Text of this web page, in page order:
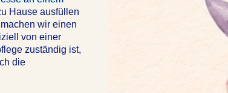
Hause ausfüllen
wir einen
von einer
zuständig ist,
die